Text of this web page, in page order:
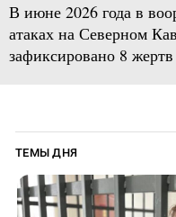
В июне 2026 года в
атаках на Северном
зафиксировано 8 жертв
ТЕМЫ ДНЯ